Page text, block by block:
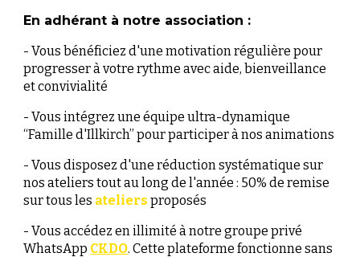
En adhérant à notre association :
- Vous bénéficiez d'une motivation régulière pour
progresser à votre rythme avec aide, bienveillance
et convivialité
- Vous intégrez une équipe ultra-dynamique
“Famille d'Illkirch” pour participer à nos animations
- Vous disposez d'une réductionsystématique sur
nos ateliers tout au long de l'année : 50% de remise
sur tous les ateliers proposés
- Vous accédez en illimité à notre groupe privé
WhatsApp CKDO. Cette plateforme fonctionne sans